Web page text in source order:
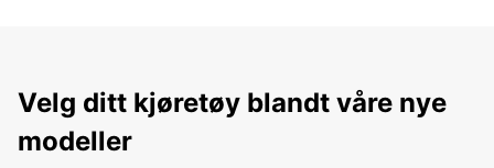
Velg ditt kjøretøy blandt våre nye
modeller